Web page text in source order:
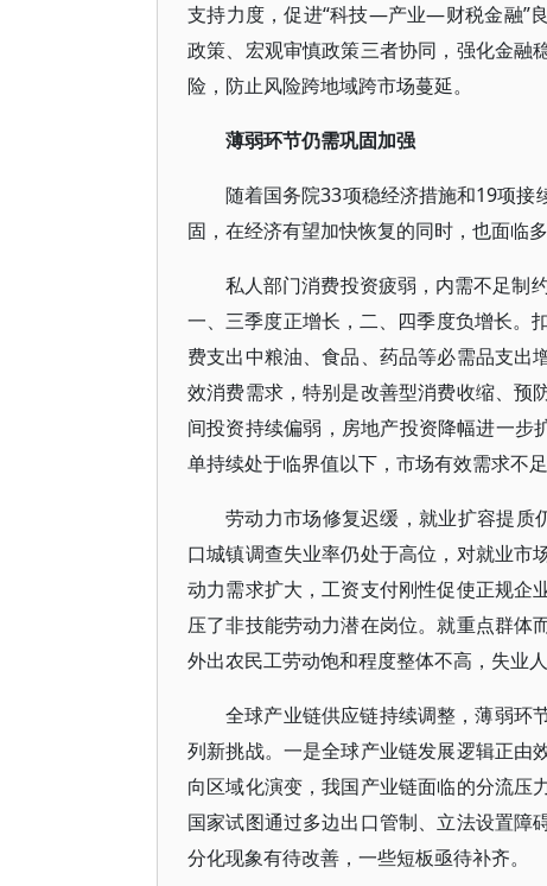
支持力度，促进“科技—产业—财税金融”
政策、宏观审慎政策三者协同，强化金融
险，防止风险跨地域跨市场蔓延。
薄弱环节仍需巩固加强
随着国务院33项稳经济措施和19项接
固，在经济有望加快恢复的同时，也面临多
私人部门消费投资疲弱，内需不足制
一、三季度正增长，二、四季度负增长。
费支出中粮油、食品、药品等必需品支出
效消费需求，特别是改善型消费收缩、预
间投资持续偏弱，房地产投资降幅进一
单持续处于临界值以下，市场有效需求不足
劳动力市场修复迟缓，就业扩容提质
口城镇调查失业率仍处于高位，对就业市
动力需求扩大，工资支付刚性促使正规企
压了非技能劳动力潜在岗位。就重点群体
外出农民工劳动饱和程度整体不高，失业
全球产业链供应链持续调整，薄弱环
列新挑战。一是全球产业链发展逻辑正由
向区域化演变，我国产业链面临的分流压
国家试图通过多边出口管制、立法设置障
分化现象有待改善，一些短板亟待补齐。